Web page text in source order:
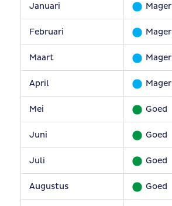
Januari Mager
Februari Mager
Maart Mager
April Mager
Mei Goed
Juni Goed
Juli Goed
Augustus Goed